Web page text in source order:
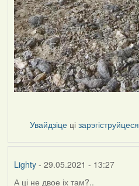
Увайдзіце цізарэгіструйцеся
Lighty- 29.05.2021 - 13:27
А ці не двое іх там?..